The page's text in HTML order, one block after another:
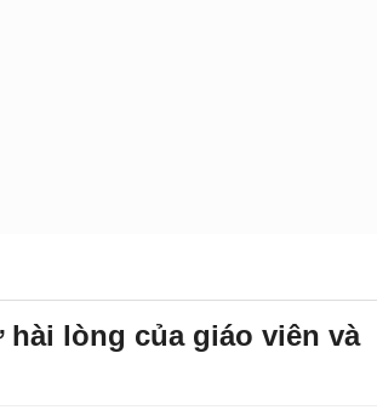
hài lòng của giáo viên và